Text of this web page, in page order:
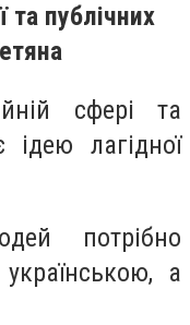
та публічних
сфері та
ідею лагідної
потрібно
а